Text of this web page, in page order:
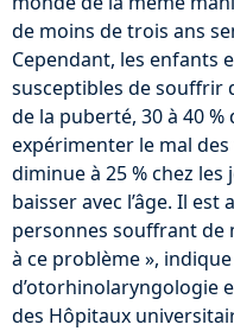
de moins de trois ans
Cependant, les enfants
susceptibles de souffrir
de la puberté, 30 à 40
expérimenter le mal
diminue à 25 % chez
baisser avec l’âge. Il
personnes souffrant de
à ce problème »,
d’otorhinolaryngologie
des Hôpitaux